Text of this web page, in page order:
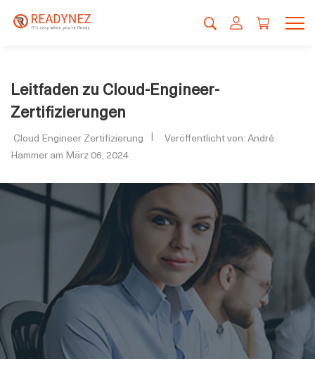
Leitfaden zu Cloud-Engineer-
Zertifizierungen
Cloud Engineer Zertifizierung
Veröffentlicht von: André
Hammer am März 06, 2024